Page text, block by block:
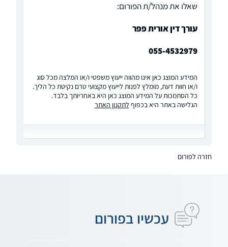
שאלו את מנהל/ת הפורום:
עורך דין אורית פפר
055-4532979
המידע המוצג כאן אינו מהווה ייעוץ משפטי ו/או המלצה מכל סוג
ו/או חוות דעת, מומלץ לפנות לייעוץ מקצועי טרם נקיטת כל הליך.
כל הסתמכות על המידע המוצג כאן היא באחריותך בלבד.
הגלישה באתר היא בכפוף לתקנון האתר
חזרה לפורום
עכשיו בפורום